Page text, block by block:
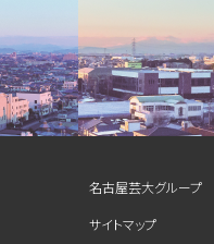
名古屋芸大グループ
サイトマップ